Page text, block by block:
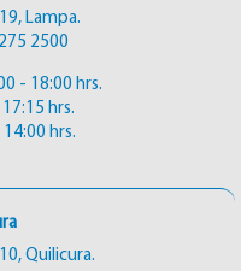
Lampa.
2500
- 18:00 hrs.
hrs.
hrs.
Quilicura.